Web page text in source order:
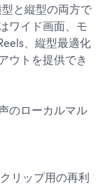
と縦型の両方で
ワイド画面、モ
、縦型最適化
ウトを提供でき
のローカルマル
リップ用の再利